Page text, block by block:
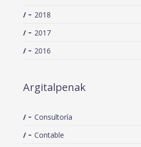
2018
2017
2016
Argitalpenak
Consultoría
Contable